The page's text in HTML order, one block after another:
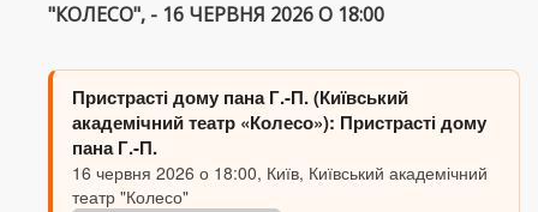
"КОЛЕСО", - 16 ЧЕРВНЯ 2026 О 18:00
Пристрасті дому пана Г.-П. (Київський
академічний театр «Колесо»): Пристрасті дому
пана Г.-П.
16 червня 2026 о 18:00, Київ, Київський академічний
театр "Колесо"